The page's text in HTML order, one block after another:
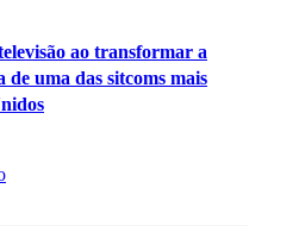
ao transformar a
de uma das sitcoms mais